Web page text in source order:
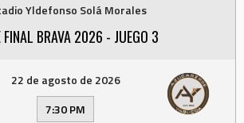
Yldefonso Solá Morales
FINAL BRAVA 2026 - JUEGO 3
22 de agosto de 2026
7:30 PM